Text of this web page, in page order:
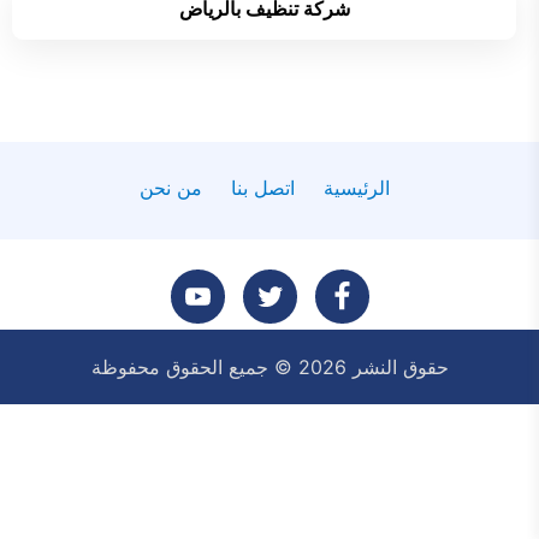
شركة تنظيف بالرياض
الرئيسية اتصل بنا من نحن
تابعنا
على
تابعنا
على
تابعنا
على حقوق النشر 2026 © جميع الحقوق محفوظة